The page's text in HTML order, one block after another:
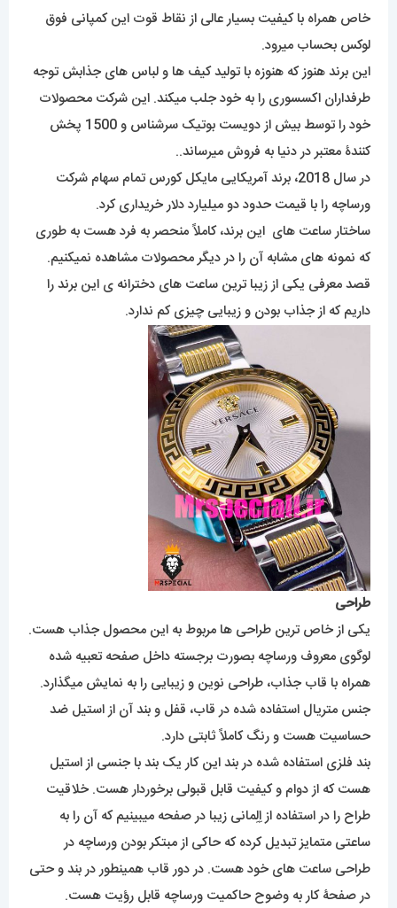
خاص همراه با کیفیت بسیار عالی از نقاط قوت این کمپانی فوق
لوکس بحساب میرود.
این برند هنوز که هنوزه با تولید کیف ها و لباس های جذابش توجه
طرفداران اکسسوری را به خود جلب میکند. این شرکت محصولات
خود را توسط بیش از دویست بوتیک سرشناس و 1500 پخش
کنندۀ معتبر در دنیا به فروش میرساند..
در سال 2018، برند آمریکایی مایکل کورس تمام سهام شرکت
ورساچه را با قیمت حدود دو میلیارد دلار خریداری کرد.
ساختار ساعت های این برند، کاملاً منحصر به فرد هست به طوری
که نمونه های مشابه آن را در دیگر محصولات مشاهده نمیکنیم.
قصد معرفی یکی از زیبا ترین ساعت های دخترانه ی این برند را
داریم که از جذاب بودن و زیبایی چیزی کم ندارد.
طراحی
یکی از خاص ترین طراحی ها مربوط به این محصول جذاب هست.
لوگوی معروف ورساچه بصورت برجسته داخل صفحه تعبیه شده
همراه با قاب جذاب، طراحی نوین و زیبایی را به نمایش میگذارد.
جنس متریال استفاده شده در قاب، قفل و بند آن از استیل ضد
حساسیت هست و رنگ کاملاً ثابتی دارد.
بند فلزی استفاده شده در بند این کار یک بند با جنسی از استیل
هست که از دوام و کیفیت قابل قبولی برخوردار هست. خلاقیت
طراح را در استفاده از اِلِمانی زیبا در صفحه میبینیم که آن را به
ساعتی متمایز تبدیل کرده که حاکی از مبتکر بودن ورساچه در
طراحی ساعت های خود هست. در دور قاب همینطور در بند و حتی
در صفحۀ کار به وضوح حاکمیت ورساچه قابل رؤیت هست.